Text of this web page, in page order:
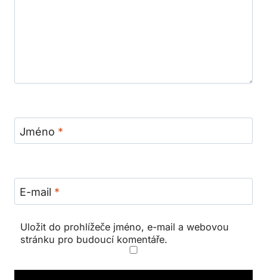
Jméno *
E-mail *
Uložit do prohlížeče jméno, e-mail a webovou
stránku pro budoucí komentáře.